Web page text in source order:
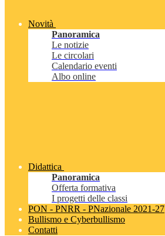
Novità
Panoramica
Le notizie
Le circolari
Calendario eventi
Albo online
Didattica
Panoramica
Offerta formativa
I progetti delle classi
PON - PNRR - PNazionale 2021-27
Bullismo e Cyberbullismo
Contatti